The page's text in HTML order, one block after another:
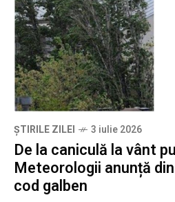
ȘTIRILE ZILEI 3 iulie 2026
De la caniculă la vânt
Meteorologii anunță
cod galben